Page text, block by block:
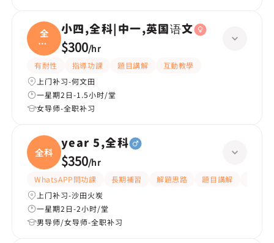
全
科|
中一
小四,全科|中一,英国语文
$300/hr
有耐性 指導功課 題目講解
互動教學
上门补习-何文田
一星期2日-1.5小时/堂
女导师-全职补习
全科
year 5,全科
$350/hr
WhatsAPP問功課 長期補習 解題思路 題目講解
上门补习-沙田火炭
一星期2日-2小时/堂
男导师/女导师-全职补习